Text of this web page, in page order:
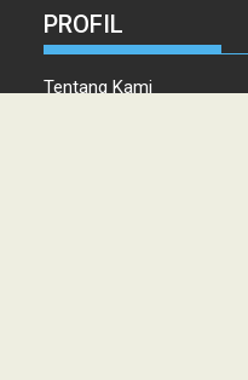
PROFIL
Tentang Kami